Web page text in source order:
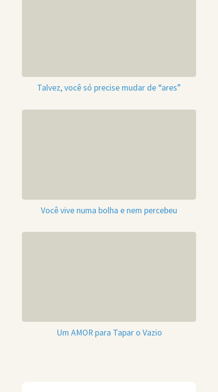
Talvez, você só precise mudar de “ares”
Você vive numa bolha e nem percebeu
Um AMOR para Tapar o Vazio